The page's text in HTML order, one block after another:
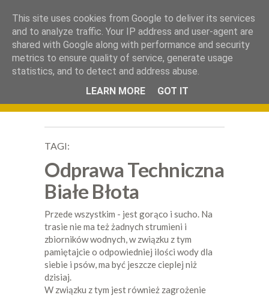
Okiem Obiektywu.
TAGI:
Odprawa Techniczna
Białe Błota
Przede wszystkim - jest gorąco i sucho. Na
trasie nie ma też żadnych strumieni i
zbiorników wodnych, w związku z tym
pamiętajcie o odpowiedniej ilości wody dla
siebie i psów, ma być jeszcze cieplej niż
dzisiaj.
W związku z tym jest również zagrożenie
This site uses cookies from Google to deliver its services
and to analyze traffic. Your IP address and user-agent are
shared with Google along with performance and security
metrics to ensure quality of service, generate usage
statistics, and to detect and address abuse.
LEARN MORE
GOT IT